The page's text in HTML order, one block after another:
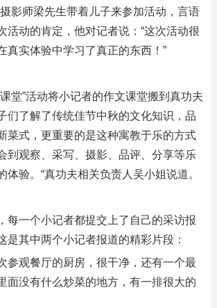
影师梁先生带着儿子来参加活动，言语
活动的肯定，他对记者说：“这次活动很
真实体验中学习了真正的东西！”
堂”活动将小记者的作文课堂搬到真功夫
们了解了传统佳节中秋的文化知识，品
菜式，更重要的是这种寓教于乐的方式
到观察、采写、摄影、品评、分享等乐
体验。“真功夫相关负责人吴小姐说道。
每一个小记者都提交上了自己的采访报
是其中两个小记者报道的精彩片段：
参观餐厅的厨房，很干净，还有一个最
面没有什么炒菜的地方，有一排很大的